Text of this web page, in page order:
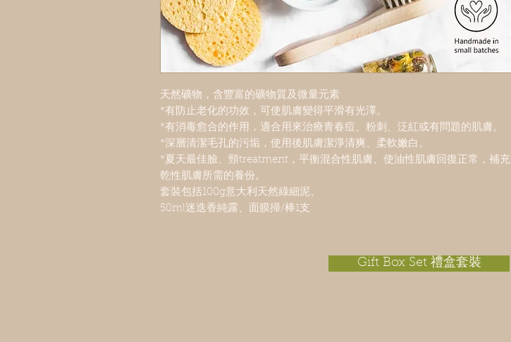
天然礦物，含豐富的礦物質及微量元素
*有防止老化的功效，可使肌膚變得平滑有光澤。
*有消毒愈合的作用，適合用來治療青春痘、粉刺、泛紅或有問題的肌膚。
*深層清潔毛孔的污垢，使用後肌膚潔淨清爽、柔軟嫩白。
*夏天最佳臉、頸treatment，平衡混合性肌膚、使油性肌膚回復正常，補充
乾性肌膚所需的養份。
套裝包括100g意大利天然綠細泥、
50ml迷迭香純露、面膜掃/棒1支
Gift Box Set 禮盒套裝